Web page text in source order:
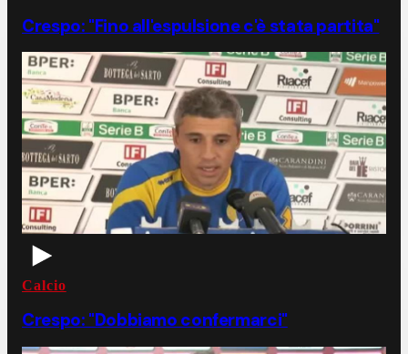
Crespo: "Fino all'espulsione c'è stata partita"
Calcio
Crespo: "Dobbiamo confermarci"